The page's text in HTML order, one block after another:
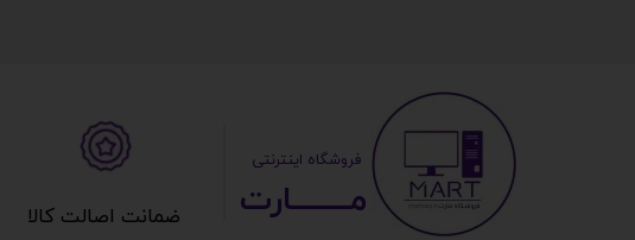
مــــــــارت​​​​​​
​ ​فروشگاه اینترنتی
ضمانت اصالت کالا​​​​​​​